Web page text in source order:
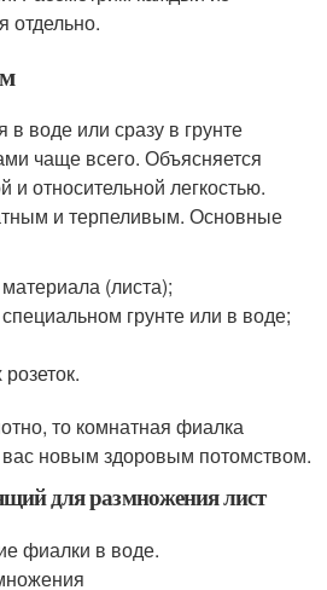
отдельно.
в воде или сразу в грунте
чаще всего. Объясняется
и относительной легкостью.
и терпеливым. Основные
(листа);
грунте или в воде;
то комнатная фиалка
вас новым здоровым потомством.
для размножения лист